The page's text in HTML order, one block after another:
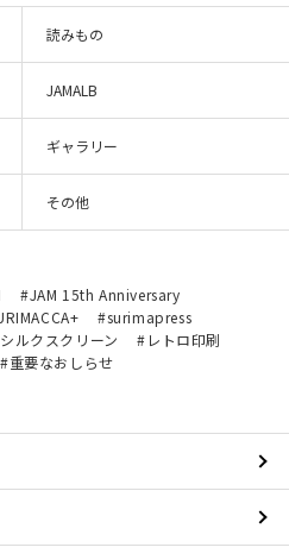
読みもの
JAMALB
ギャラリー
その他
JAM 15th Anniversary
surimapress
シルクスクリーン
レトロ印刷
重要なおしらせ